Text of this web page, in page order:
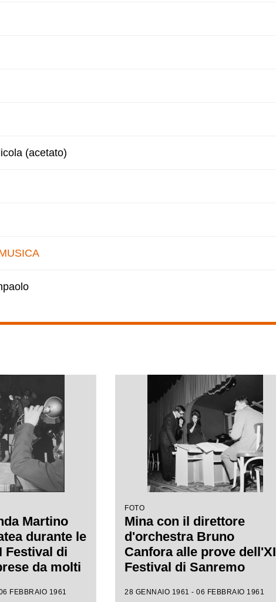
(acetato)
Martino
durante le
Festival di
da molti
FEBBRAIO 1961
FOTO
Mina con il direttore
d'orchestra Bruno
Canfora alle prove dell'XI
Festival di Sanremo
28 GENNAIO 1961 - 06 FEBBRAIO 1961